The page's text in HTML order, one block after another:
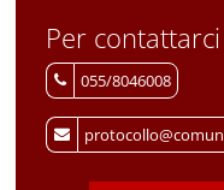
16
17
18
Per contattarci
055/8046008